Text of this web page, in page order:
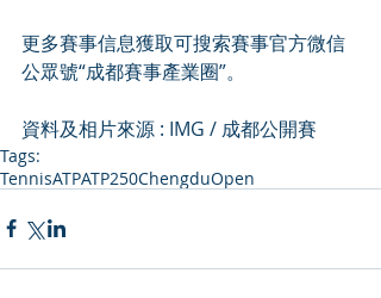
更多賽事信息獲取可搜索賽事官方微信
公眾號“成都賽事產業圈”。
資料及相片來源 : IMG / 成都公開賽
Tags:
TennisATPATP250ChengduOpen